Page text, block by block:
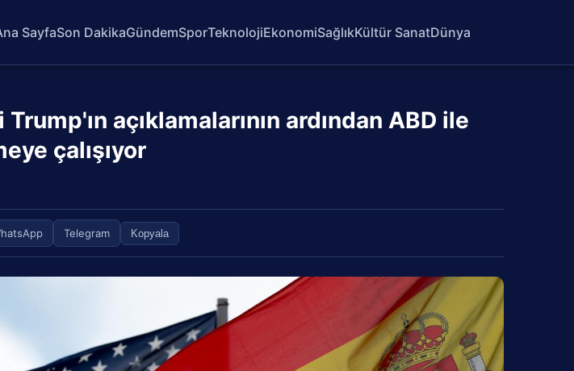
SayfaSon DakikaGündemSporTeknolojiEkonomiSağlıkKültür SanatDünya
açıklamalarının ardından ABD ile
çalışıyor
Telegram Kopyala